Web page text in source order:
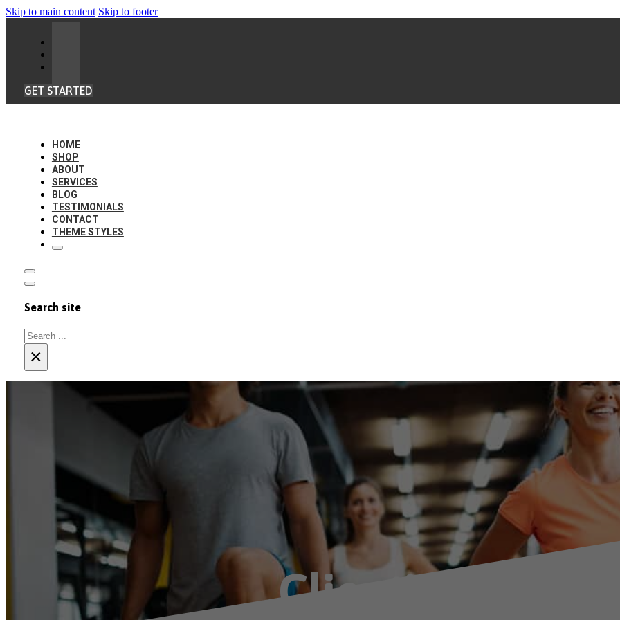
Skip to main content Skip to footer
GET STARTED
HOME
SHOP
ABOUT
SERVICES
BLOG
TESTIMONIALS
CONTACT
THEME STYLES
Search site
Search
×
Client's